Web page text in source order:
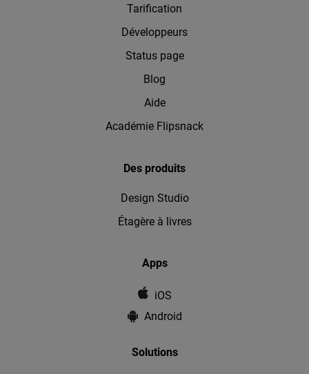
Tarification
Développeurs
Status page
Blog
Aide
Académie Flipsnack
Des produits
Design Studio
Étagère à livres
Apps
iOS
Android
Solutions